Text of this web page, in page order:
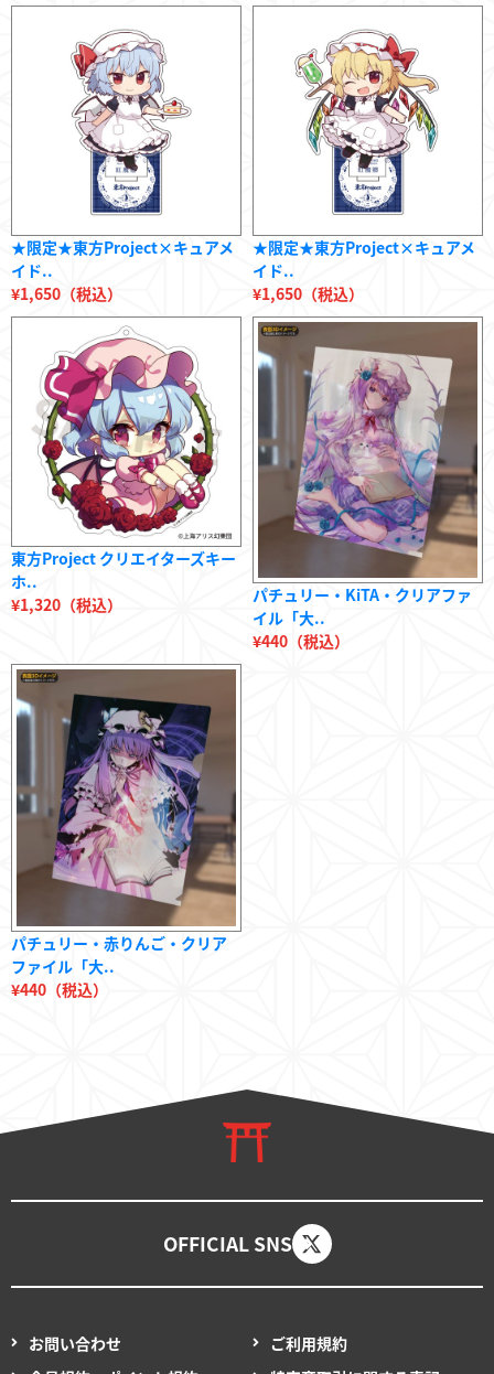
★限定★東方Project×キュアメ
イド..
¥1,650（税込）
★限定★東方Project×キュアメ
イド..
¥1,650（税込）
東方Project クリエイターズキー
ホ..
¥1,320（税込）
パチュリー・KiTA・クリアファ
イル「大..
¥440（税込）
パチュリー・赤りんご・クリア
ファイル「大..
¥440（税込）
OFFICIAL SNS
お問い合わせ
ご利用規約